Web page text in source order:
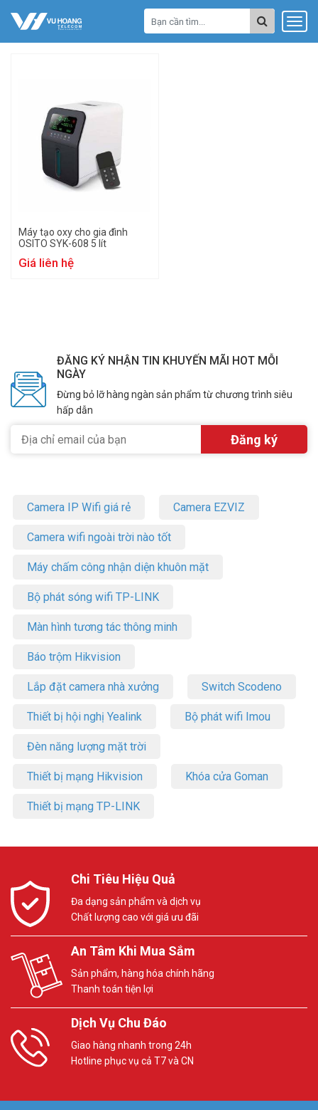
Máy tạo oxy cho gia đình
OSITO SYK-608 5 lít
Giá liên hệ
ĐĂNG KÝ NHẬN TIN KHUYẾN MÃI HOT MỖI
NGÀY
Đừng bỏ lỡ hàng ngàn sản phẩm từ chương trình siêu
hấp dẫn
Camera IP Wifi giá rẻ Camera EZVIZ
Camera wifi ngoài trời nào tốt
Máy chấm công nhận diện khuôn mặt
Bộ phát sóng wifi TP-LINK
Màn hình tương tác thông minh
Báo trộm Hikvision
Lắp đặt camera nhà xưởng Switch Scodeno
Thiết bị hội nghị Yealink Bộ phát wifi Imou
Đèn năng lượng mặt trời
Thiết bị mạng Hikvision Khóa cửa Goman
Thiết bị mạng TP-LINK
Chi Tiêu Hiệu Quả
Đa dạng sản phẩm và dịch vụ
Chất lượng cao với giá ưu đãi
An Tâm Khi Mua Sắm
Sản phẩm, hàng hóa chính hãng
Thanh toán tiện lợi
Dịch Vụ Chu Đáo
Giao hàng nhanh trong 24h
Hotline phục vụ cả T7 và CN